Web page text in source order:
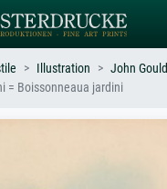
Illustration
John Gould
= Boissonneaua jardini